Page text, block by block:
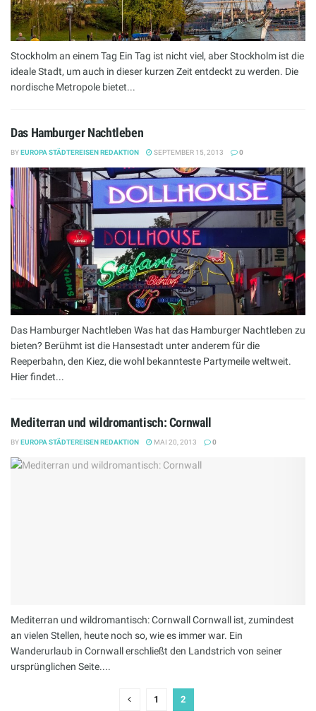
Stockholm an einem Tag Ein Tag ist nicht viel, aber Stockholm ist die
ideale Stadt, um auch in dieser kurzen Zeit entdeckt zu werden. Die
nordische Metropole bietet...
Das Hamburger Nachtleben
BYEUROPA STÄDTEREISEN REDAKTION SEPTEMBER 15, 2013 0
Das Hamburger Nachtleben Was hat das Hamburger Nachtleben zu
bieten? Berühmt ist die Hansestadt unter anderem für die
Reeperbahn, den Kiez, die wohl bekannteste Partymeile weltweit.
Hier findet...
Mediterran und wildromantisch: Cornwall
BYEUROPA STÄDTEREISEN REDAKTION MAI 20, 2013 0
Mediterran und wildromantisch: Cornwall Cornwall ist, zumindest
an vielen Stellen, heute noch so, wie es immer war. Ein
Wanderurlaub in Cornwall erschließt den Landstrich von seiner
ursprünglichen Seite....
1 2